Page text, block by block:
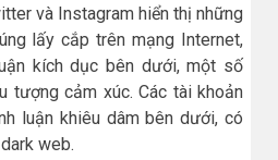
và Instagram hiển thị những
lấy cắp trên mạng Internet,
kích dục bên dưới, một số
tượng cảm xúc. Các tài khoản
luận khiêu dâm bên dưới, có
web.